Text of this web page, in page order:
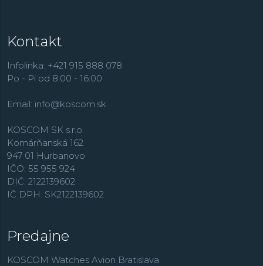
Kontakt
Infolinka: +421 915 888 078
Po - Pi od 8:00 - 16:00
Email: info@koscom.sk
KOSCOM SK s.r.o.
Komárňanská 162
947 01 Hurbanovo
IČO: 55 955 924
DIČ: 2122139602
IČ DPH: SK2122139602
Predajne
KOSCOM Watches Avion Bratislava